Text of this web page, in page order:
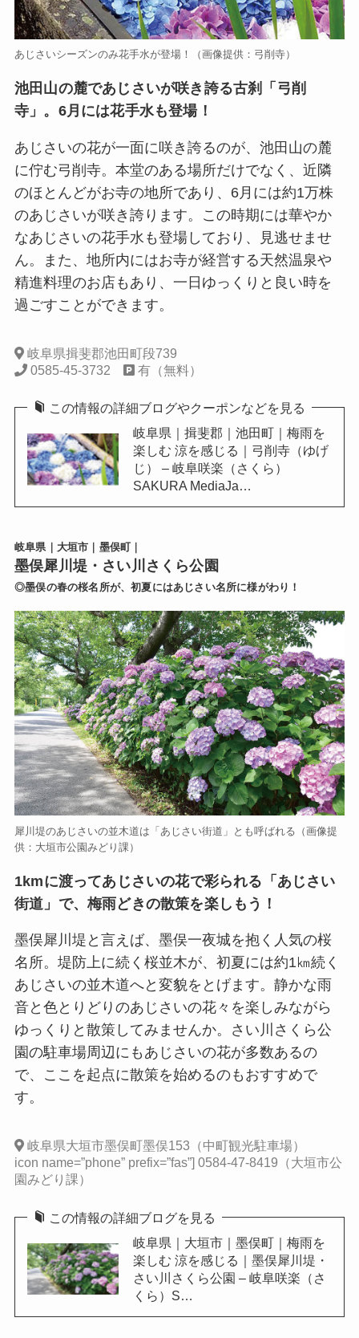
あじさいシーズンのみ花手水が登場！（画像提供：弓削寺）
池田山の麓であじさいが咲き誇る古刹「弓削
寺」。6月には花手水も登場！
あじさいの花が一面に咲き誇るのが、池田山の麓
に佇む弓削寺。本堂のある場所だけでなく、近隣
のほとんどがお寺の地所であり、6月には約1万株
のあじさいが咲き誇ります。この時期には華やか
なあじさいの花手水も登場しており、見逃せませ
ん。また、地所内にはお寺が経営する天然温泉や
精進料理のお店もあり、一日ゆっくりと良い時を
過ごすことができます。
岐阜県揖斐郡池田町段739
0585-45-3732
有（無料）
この情報の詳細ブログやクーポンなどを見る
岐阜県｜揖斐郡｜池田町｜梅雨を
楽しむ 涼を感じる｜弓削寺（ゆげ
じ） – 岐阜咲楽（さくら）
SAKURA MediaJa…
岐阜県｜大垣市｜墨俣町｜
墨俣犀川堤・さい川さくら公園
◎墨俣の春の桜名所が、初夏にはあじさい名所に様がわり！
犀川堤のあじさいの並木道は「あじさい街道」とも呼ばれる（画像提
供：大垣市公園みどり課）
1kmに渡ってあじさいの花で彩られる「あじさい
街道」で、梅雨どきの散策を楽しもう！
墨俣犀川堤と言えば、墨俣一夜城を抱く人気の桜
名所。堤防上に続く桜並木が、初夏には約1㎞続く
あじさいの並木道へと変貌をとげます。静かな雨
音と色とりどりのあじさいの花々を楽しみながら
ゆっくりと散策してみませんか。さい川さくら公
園の駐車場周辺にもあじさいの花が多数あるの
で、ここを起点に散策を始めるのもおすすめで
す。
岐阜県大垣市墨俣町墨俣153（中町観光駐車場）
icon name=”phone” prefix=”fas”] 0584-47-8419（大垣市公
園みどり課）
この情報の詳細ブログを見る
岐阜県｜大垣市｜墨俣町｜梅雨を
楽しむ 涼を感じる｜墨俣犀川堤・
さい川さくら公園 – 岐阜咲楽（さ
くら）S…